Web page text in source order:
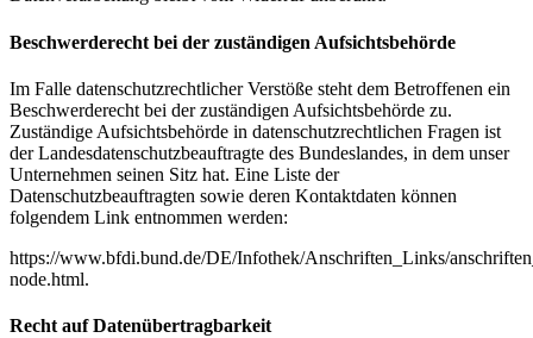
Beschwerderecht bei der zuständigen Aufsichtsbehörde
Im Falle datenschutzrechtlicher Verstöße steht dem Betroffenen ein
Beschwerderecht bei der zuständigen Aufsichtsbehörde zu.
Zuständige Aufsichtsbehörde in datenschutzrechtlichen Fragen ist
der Landesdatenschutzbeauftragte des Bundeslandes, in dem unser
Unternehmen seinen Sitz hat. Eine Liste der
Datenschutzbeauftragten sowie deren Kontaktdaten können
folgendem Link entnommen werden:
https://www.bfdi.bund.de/DE/Infothek/Anschriften_Links/
node.html.
Recht auf Datenübertragbarkeit